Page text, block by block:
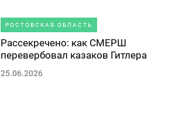
РОСТОВСКАЯ ОБЛАСТЬ
Рассекречено: как СМЕРШ
перевербовал казаков Гитлера
25.06.2026